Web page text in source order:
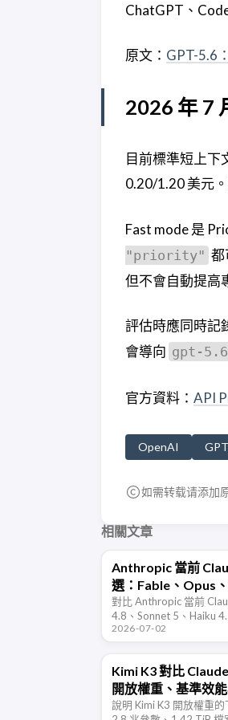
ChatGPT、
原文： GPT-5.6
2026 年 7
目前標準短上下
0.20/1.20 美元
Fast mode 是
"priority" 都
但不會自動提高
評估時應同時記
會導向 gpt-
官方資料： API
OpenAI
如需转载请添加
相關文章
Anthropic 當前
選：Fable、Opus
Haiku 對比
對比 Anthropic 當前
4.8、Sonnet 5、Haiku
定位、價格、上下文、延
2026-07-02
Kimi K3 對比
開放權重、基準效
說明 Kimi K3 開放權重